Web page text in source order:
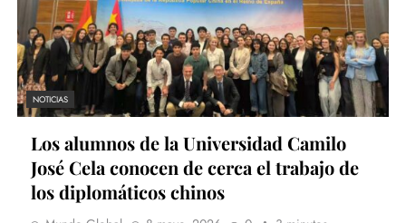
NOTICIAS
Los alumnos de la Universidad Camilo
José Cela conocen de cerca el trabajo de
los diplomáticos chinos